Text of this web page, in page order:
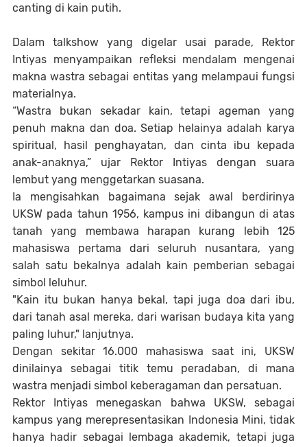
canting di kain putih.
Dalam talkshow yang digelar usai parade, Rektor
Intiyas menyampaikan refleksi mendalam mengenai
makna wastra sebagai entitas yang melampaui fungsi
materialnya.
“Wastra bukan sekadar kain, tetapi ageman yang
penuh makna dan doa. Setiap helainya adalah karya
spiritual, hasil penghayatan, dan cinta ibu kepada
anak-anaknya,” ujar Rektor Intiyas dengan suara
lembut yang menggetarkan suasana.
Ia mengisahkan bagaimana sejak awal berdirinya
UKSW pada tahun 1956, kampus ini dibangun di atas
tanah yang membawa harapan kurang lebih 125
mahasiswa pertama dari seluruh nusantara, yang
salah satu bekalnya adalah kain pemberian sebagai
simbol leluhur.
"Kain itu bukan hanya bekal, tapi juga doa dari ibu,
dari tanah asal mereka, dari warisan budaya kita yang
paling luhur," lanjutnya.
Dengan sekitar 16.000 mahasiswa saat ini, UKSW
dinilainya sebagai titik temu peradaban, di mana
wastra menjadi simbol keberagaman dan persatuan.
Rektor Intiyas menegaskan bahwa UKSW, sebagai
kampus yang merepresentasikan Indonesia Mini, tidak
hanya hadir sebagai lembaga akademik, tetapi juga